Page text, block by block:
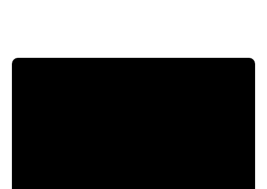
aide psychologique, sophrologie, prévention